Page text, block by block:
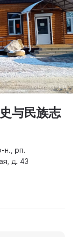
与民族志
н., рп.
д. 43